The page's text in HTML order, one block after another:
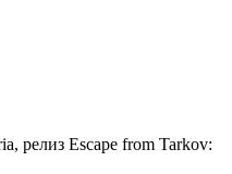
релиз Escape from Tarkov: